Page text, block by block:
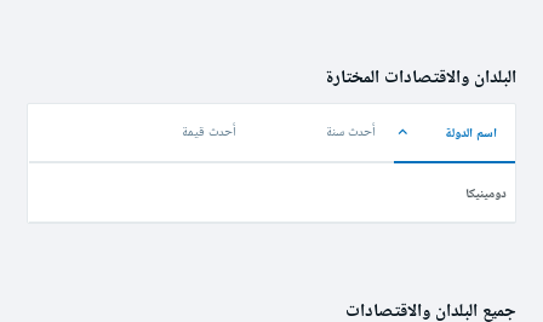
البلدان والاقتصادات المختارة
اسم الدولة أحدث سنة أحدث قيمة
دومينيكا
جميع البلدان والاقتصادات